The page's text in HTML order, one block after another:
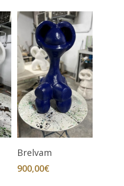
Brelvam
900,00€